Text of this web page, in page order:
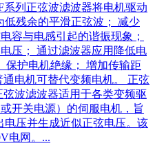
系列正弦波滤波器将电机驱动
低残余的平滑正弦波； 减少
容与电感引起的谐振现象；
压； 通过滤波器应用降低电
保护电机绝缘； 增加传输距
电机可替代变频电机。 正弦
波滤波器适用于各类变频驱
开关电源）的伺服电机，旨
电压并生成近似正弦电压。该
电网。...